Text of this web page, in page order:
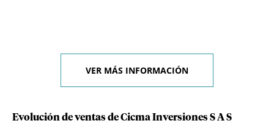
VER MÁS INFORMACIÓN
Evolución de ventas de Cicma Inversiones S A S